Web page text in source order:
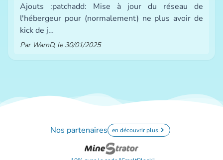
SmeltBlock
Ajouts :patchadd: Mise à jour du réseau de
l'hébergeur pour (normalement) ne plus avoir de
kick de j…
Par WarnD, le 30/01/2025
Nos partenaires en découvrir plus